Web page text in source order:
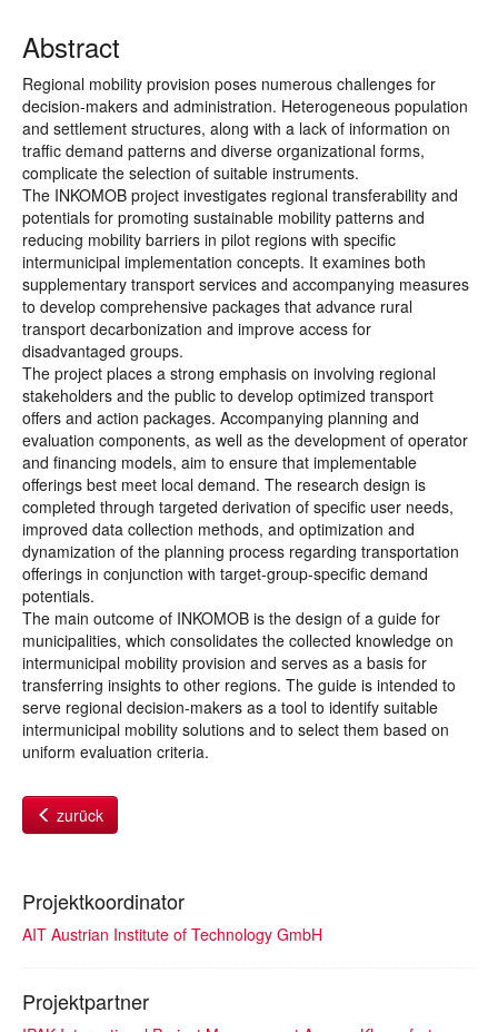
Abstract
Regional mobility provision poses numerous challenges for
decision-makers and administration. Heterogeneous population
and settlement structures, along with a lack of information on
traffic demand patterns and diverse organizational forms,
complicate the selection of suitable instruments.
The INKOMOB project investigates regional transferability and
potentials for promoting sustainable mobility patterns and
reducing mobility barriers in pilot regions with specific
intermunicipal implementation concepts. It examines both
supplementary transport services and accompanying measures
to develop comprehensive packages that advance rural
transport decarbonization and improve access for
disadvantaged groups.
The project places a strong emphasis on involving regional
stakeholders and the public to develop optimized transport
offers and action packages. Accompanying planning and
evaluation components, as well as the development of operator
and financing models, aim to ensure that implementable
offerings best meet local demand. The research design is
completed through targeted derivation of specific user needs,
improved data collection methods, and optimization and
dynamization of the planning process regarding transportation
offerings in conjunction with target-group-specific demand
potentials.
The main outcome of INKOMOB is the design of a guide for
municipalities, which consolidates the collected knowledge on
intermunicipal mobility provision and serves as a basis for
transferring insights to other regions. The guide is intended to
serve regional decision-makers as a tool to identify suitable
intermunicipal mobility solutions and to select them based on
uniform evaluation criteria.
zurück
Projektkoordinator
AIT Austrian Institute of Technology GmbH
Projektpartner